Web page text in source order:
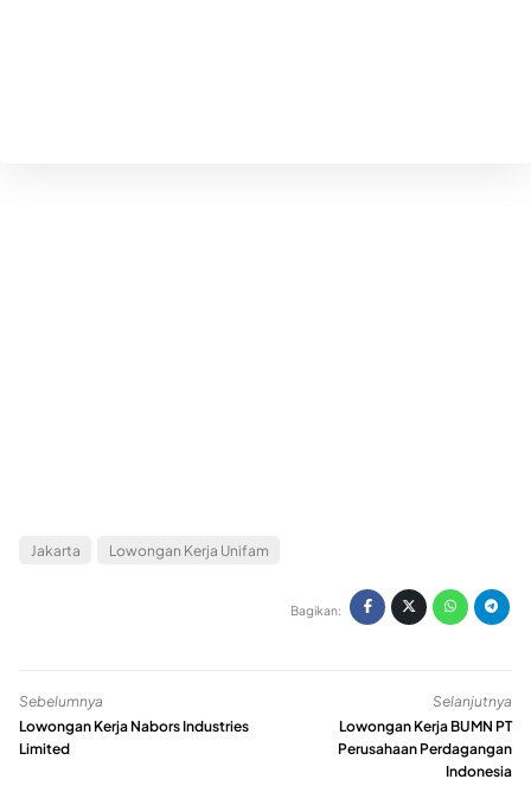
Jakarta Lowongan Kerja Unifam
Bagikan:
Sebelumnya
Lowongan Kerja Nabors Industries
Limited
Selanjutnya
Lowongan Kerja BUMN PT
Perusahaan Perdagangan
Indonesia